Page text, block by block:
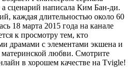
сценарий написала Ким Бан-ди.
каждая длительностью около 60
18 марта 2015 года на канале
к просмотру тем, кто
драмами с элементами экшена и
материнской любви. Смотрите
в хорошем качестве на Tvigle!